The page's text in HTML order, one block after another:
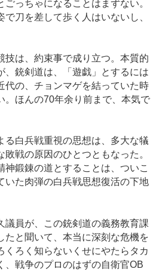
っちゃになることはまずない。
刀を差して歩く人はいないし、
は、約束事で成り立つ。本質的
、銃剣道は、「遊戯」とするには
代の、チョンマゲを結っていた時
。ほんの70年余り前まで、本気で
白兵戦重視の思想は、多大な犠
戦の原因のひとつともなった。
神鍛錬の道とすることは、ついこ
いた肉弾の白兵戦思想復活の下地
員が、この銃剣道の義務教育課
たと聞いて、本当に深刻な危機を
くろく知らないくせにやたらタカ
、戦争のプロのはずの自衛官OB